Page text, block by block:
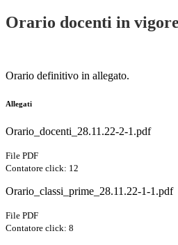
Orario docenti in
Orario definitivo in allegato.
Allegati
Orario_docenti_28.11.22-2-1.pdf
File PDF
Contatore click: 12
Orario_classi_prime_28.11.22-1-1.pdf
File PDF
Contatore click: 8